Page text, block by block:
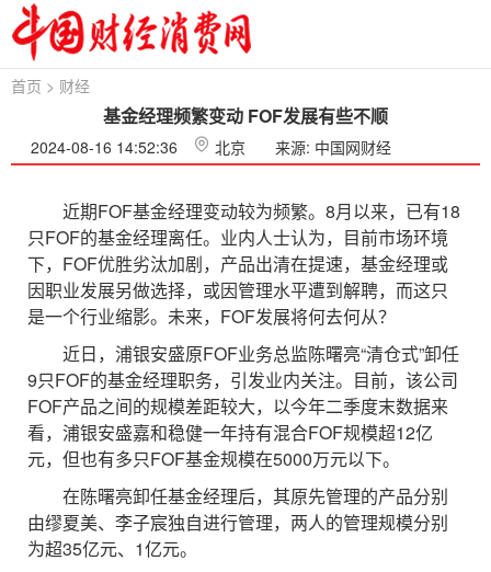
首页 > 财经
基金经理频繁变动 FOF发展有些不顺
2024-08-16 14:52:36 北京 来源: 中国网财经
近期FOF基金经理变动较为频繁。8月以来，已有18
只FOF的基金经理离任。业内人士认为，目前市场环境
下，FOF优胜劣汰加剧，产品出清在提速，基金经理或
因职业发展另做选择，或因管理水平遭到解聘，而这只
是一个行业缩影。未来，FOF发展将何去何从？
近日，浦银安盛原FOF业务总监陈曙亮“清仓式”卸任
9只FOF的基金经理职务，引发业内关注。目前，该公司
FOF产品之间的规模差距较大，以今年二季度末数据来
看，浦银安盛嘉和稳健一年持有混合FOF规模超12亿
元，但也有多只FOF基金规模在5000万元以下。
在陈曙亮卸任基金经理后，其原先管理的产品分别
由缪夏美、李子宸独自进行管理，两人的管理规模分别
为超35亿元、1亿元。